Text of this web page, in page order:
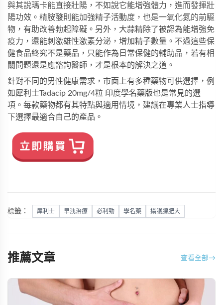
與其說瑪卡能直接壯陽，不如說它能增強體力，進而發揮壯
陽功效。精胺酸則能加強精子活動度，也是一氧化氮的前驅
物，有助改善勃起障礙。另外，大蒜精除了被認為能增強免
疫力，還能刺激雄性激素分泌，增加精子數量。不過這些保
健食品終究不是藥品，只能作為日常保健的輔助品，若有相
關問題還是應諮詢醫師，才是根本的解決之道。
針對不同的男性健康需求，市面上有多種藥物可供選擇，例
如犀利士Tadacip 20mg/4粒 印度學名藥版也是常見的選
項。每款藥物都有其特點與適用情境，建議在專業人士指導
下選擇最適合自己的產品。
標籤： 犀利士 早洩治療 必利勁 學名藥 攝護腺肥大
推薦文章 查看全部→